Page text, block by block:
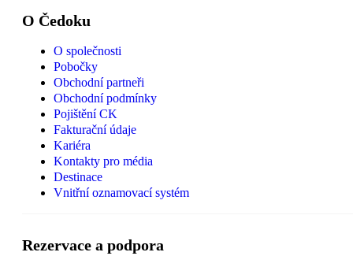
O Čedoku
O společnosti
Pobočky
Obchodní partneři
Obchodní podmínky
Pojištění CK
Fakturační údaje
Kariéra
Kontakty pro média
Destinace
Vnitřní oznamovací systém
Rezervace a podpora